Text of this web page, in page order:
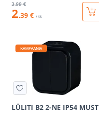
3.99 €
2.39 € / tk
KAMPAANIA
LÜLITI B2 2-NE IP54 MUST